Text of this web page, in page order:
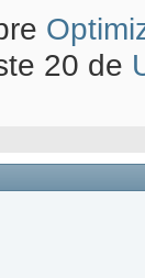
20 de